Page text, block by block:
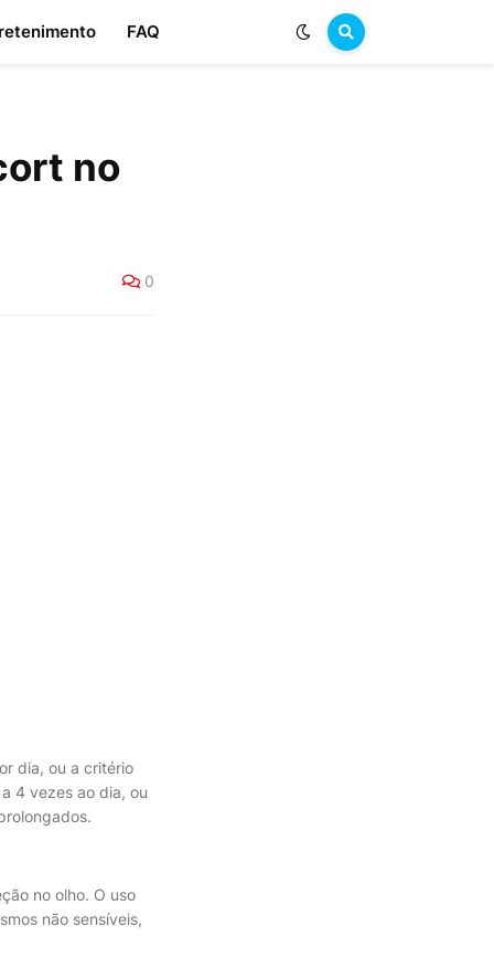
FAQ
no
0
dia, ou a critério
4 vezes ao dia, ou
no olho. O uso
não sensíveis,